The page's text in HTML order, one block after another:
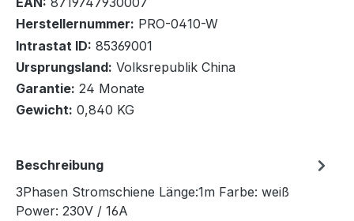
In den Warenkorb
Herstellernummer: PRO-0410-W
Intrastat ID: 85369001
Ursprungsland: Volksrepublik China
Garantie: 24 Monate
Gewicht: 0,840 KG
Beschreibung
3Phasen Stromschiene Länge:1m Farbe: weiß
Power: 230V / 16A